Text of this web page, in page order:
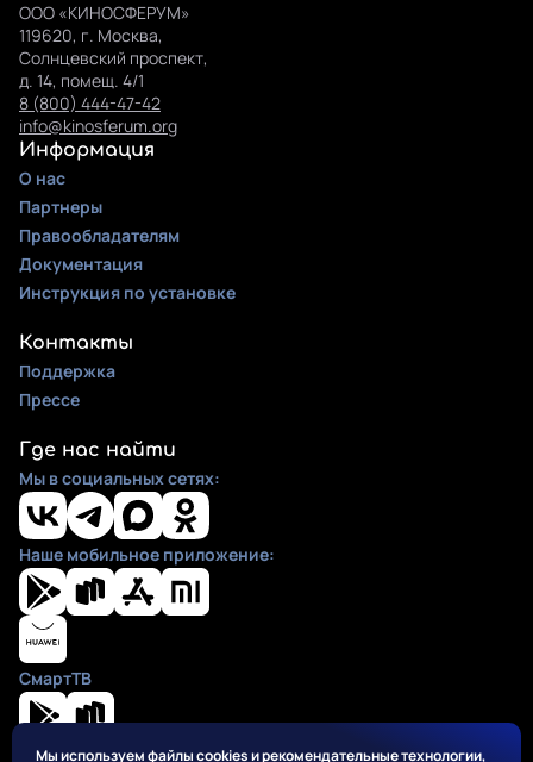
Мы используем файлы cookies и рекомендательные технологии,
ООО «КИНОСФЕРУМ»
119620, г. Москва,
Солнцевский проспект,
д. 14, помещ. 4/1
8 (800) 444-47-42
info@kinosferum.org
Информация
О нас
Партнеры
Правообладателям
Документация
Инструкция по установке
Контакты
Поддержка
Прессе
Где нас найти
Мы в социальных сетях:
Наше мобильное приложение:
СмартТВ